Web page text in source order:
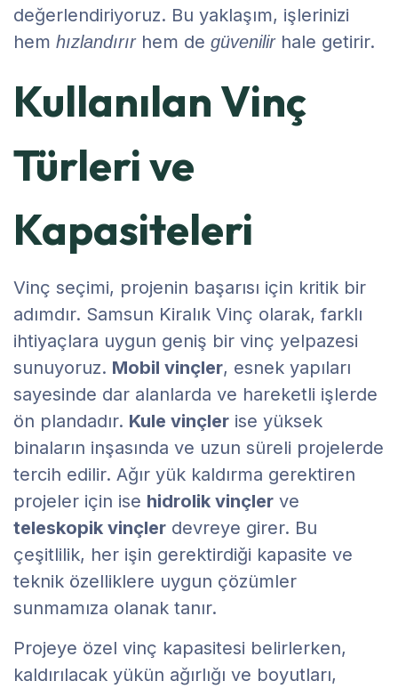
değerlendiriyoruz. Bu yaklaşım, işlerinizi
hem hızlandırırhem de güvenilirhale getirir.
Kullanılan Vinç
Türleri ve
Kapasiteleri
Vinç seçimi, projenin başarısı için kritik bir
adımdır. Samsun Kiralık Vinç olarak, farklı
ihtiyaçlara uygun geniş bir vinç yelpazesi
sunuyoruz. Mobil vinçler, esnek yapıları
sayesinde dar alanlarda ve hareketli işlerde
ön plandadır. Kule vinçler ise yüksek
binaların inşasında ve uzun süreli projelerde
tercih edilir. Ağır yük kaldırma gerektiren
projeler için ise hidrolik vinçler ve
teleskopik vinçler devreye girer. Bu
çeşitlilik, her işin gerektirdiği kapasite ve
teknik özelliklere uygun çözümler
sunmamıza olanak tanır.
Projeye özel vinç kapasitesi belirlerken,
kaldırılacak yükün ağırlığı ve boyutları,